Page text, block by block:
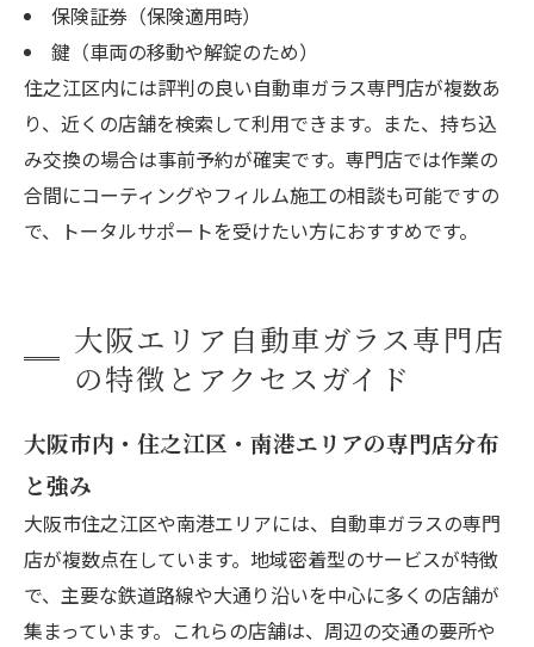
保険証券（保険適用時）
鍵（車両の移動や解錠のため）
住之江区内には評判の良い自動車ガラス専門店が複数あ
り、近くの店舗を検索して利用できます。また、持ち込
み交換の場合は事前予約が確実です。専門店では作業の
合間にコーティングやフィルム施工の相談も可能ですの
で、トータルサポートを受けたい方におすすめです。
大阪エリア自動車ガラス専門店
の特徴とアクセスガイド
大阪市内・住之江区・南港エリアの専門店分布
と強み
大阪市住之江区や南港エリアには、自動車ガラスの専門
店が複数点在しています。地域密着型のサービスが特徴
で、主要な鉄道路線や大通り沿いを中心に多くの店舗が
集まっています。これらの店舗は、周辺の交通の要所や